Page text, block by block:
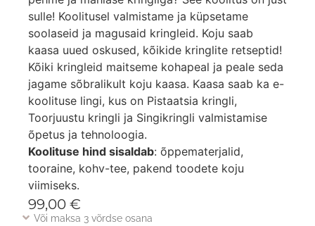
sulle! Koolitusel valmistame ja küpsetame
soolaseid ja magusaid kringleid. Koju saab
kaasa uued oskused, kõikide kringlite retseptid!
Kõiki kringleid maitseme kohapeal ja peale seda
jagame sõbralikult koju kaasa. Kaasa saab ka e-
koolituse lingi, kus on Pistaatsia kringli,
Toorjuustu kringli ja Singikringli valmistamise
õpetus ja tehnoloogia.
Koolituse hind sisaldab: õppematerjalid,
tooraine, kohv-tee, pakend toodete koju
viimiseks.
99,00 €
Või maksa 3 võrdse osana